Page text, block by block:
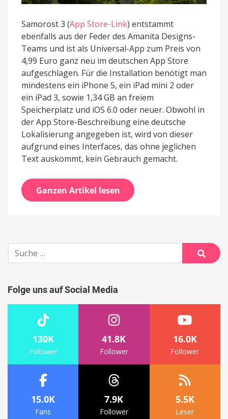
Samorost 3 (App Store-Link) entstammt
ebenfalls aus der Feder des Amanita Designs-
Teams und ist als Universal-App zum Preis von
4,99 Euro ganz neu im deutschen App Store
aufgeschlagen. Für die Installation benötigt man
mindestens ein iPhone 5, ein iPad mini 2 oder
ein iPad 3, sowie 1,34 GB an freiem
Speicherplatz und iOS 6.0 oder neuer. Obwohl in
der App Store-Beschreibung eine deutsche
Lokalisierung angegeben ist, wird von dieser
aufgrund eines Interfaces, das ohne jeglichen
Text auskommt, kein Gebrauch gemacht.
Ganzen Artikel lesen
Suche
nach:
Suche
Folge uns auf Social Media
130K
Follower
41.8K
Follower
16.0K
Follower
15.0K
Fans
7.9K
Follower
5.5K
Leser